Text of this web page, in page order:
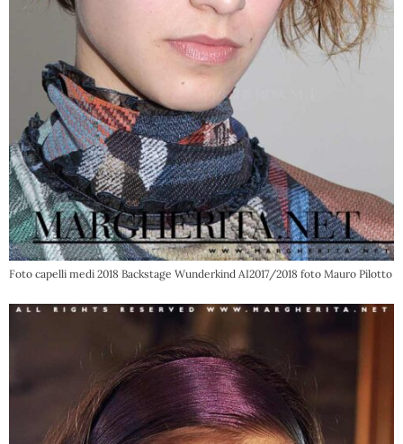
Foto capelli medi 2018 Backstage Wunderkind AI2017/2018 foto Mauro Pilotto